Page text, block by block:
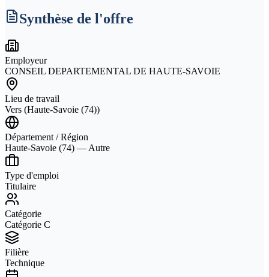
Synthèse de l'offre
Employeur
CONSEIL DEPARTEMENTAL DE HAUTE-SAVOIE
Lieu de travail
Vers (Haute-Savoie (74))
Département / Région
Haute-Savoie (74) — Autre
Type d'emploi
Titulaire
Catégorie
Catégorie C
Filière
Technique